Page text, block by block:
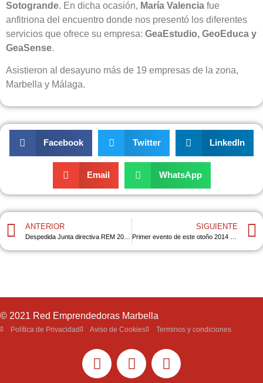
Sotogrande. En dicha ocasión, María Valencia fue
anfitriona del encuentro donde nos presentó los diferentes
servicios que ofrece su empresa: GeaEstudio, GeoEduca y
GeaSense.
Asistieron al desayuno más de 19 empresas de la zona,
Marbella y Málaga.
Facebook Twitter LinkedIn
Email WhatsApp
ANTERIOR SIGUIENTE
© 2021 Red Emprendedoras Marbella
Política de Privacidad Aviso de Cookies Terminos y condiciones